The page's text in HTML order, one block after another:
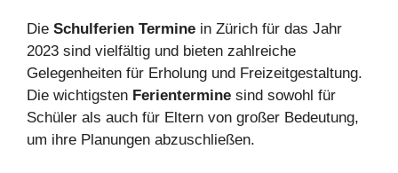
Die Schulferien Termine in Zürich für das Jahr
2023 sind vielfältig und bieten zahlreiche
Gelegenheiten für Erholung und Freizeitgestaltung.
Die wichtigsten Ferientermine sind sowohl für
Schüler als auch für Eltern von großer Bedeutung,
um ihre Planungen abzuschließen.